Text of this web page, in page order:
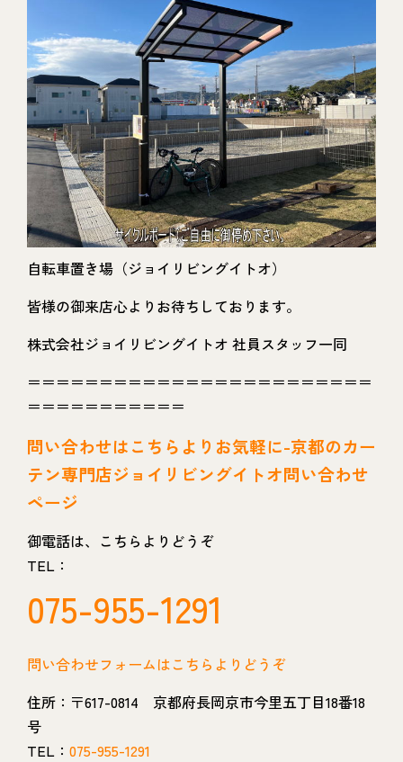
自転車置き場（ジョイリビングイトオ）
皆様の御来店心よりお待ちしております。
株式会社ジョイリビングイトオ 社員スタッフ一同
＝＝＝＝＝＝＝＝＝＝＝＝＝＝＝＝＝＝＝＝＝＝＝＝
＝＝＝＝＝＝＝＝＝＝＝
問い合わせはこちらよりお気軽に-京都のカー
テン専門店ジョイリビングイトオ問い合わせ
ページ
御電話は、こちらよりどうぞ
TEL：
075-955-1291
問い合わせフォームはこちらよりどうぞ
住所：〒617-0814 京都府長岡京市今里五丁目18番18
号
TEL： 075-955-1291